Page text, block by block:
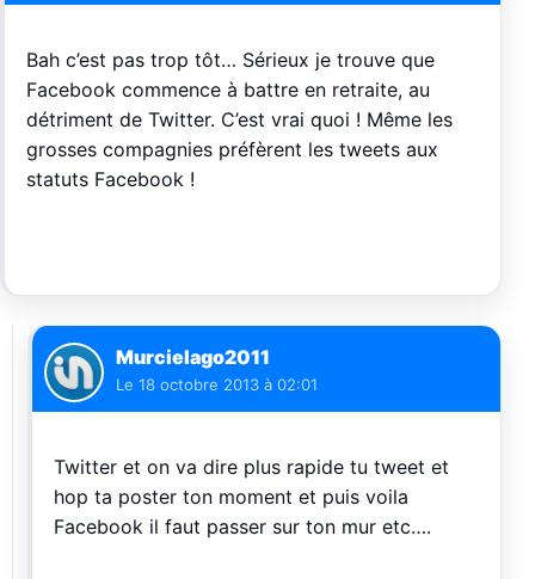
Bah c’est pas trop tôt… Sérieux je trouve que
Facebook commence à battre en retraite, au
détriment de Twitter. C’est vrai quoi ! Même les
grosses compagnies préfèrent les tweets aux
statuts Facebook !
Murcielago2011
Le 18 octobre 2013 à 02:01
Twitter et on va dire plus rapide tu tweet et
hop ta poster ton moment et puis voila
Facebook il faut passer sur ton mur etc….